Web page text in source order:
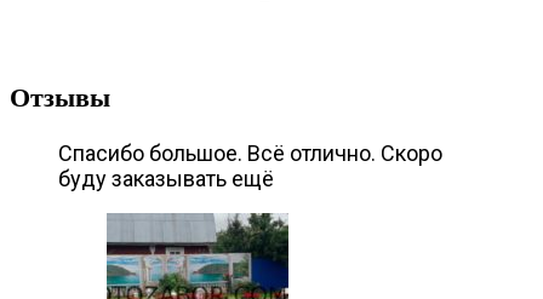
Отзывы
Спасибо большое. Всё отлично. Скоро
буду заказывать ещё